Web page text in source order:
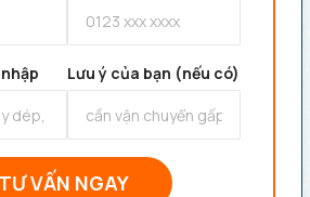
Lưu ý của bạn (nếu có)
VẤN NGAY